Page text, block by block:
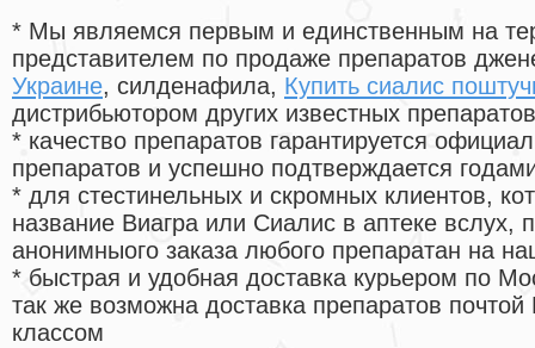
* Мы являемся первым и единственным на
представителем по продаже препаратов
Украине, силденафила, Купить сиалис
дистрибьютором других известных препаратов
* качество препаратов гарантируется
препаратов и успешно подтверждается
* для стестинельных и скромных клиентов,
название Виагра или Сиалис в аптеке вслух,
анонимныого заказа любого препаратан на
* быстрая и удобная доставка курьером по
так же возможна доставка препаратов
классом